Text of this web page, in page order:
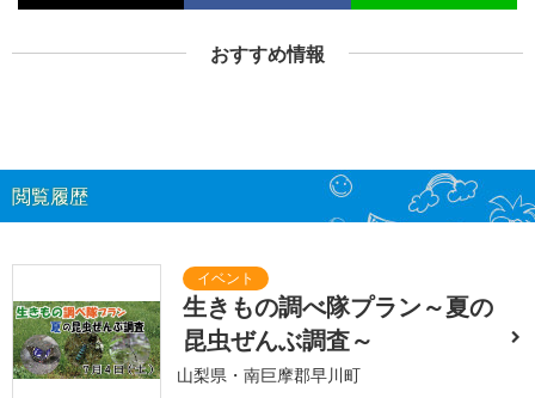
おすすめ情報
閲覧履歴
生きもの調べ隊プラン～夏の
昆虫ぜんぶ調査～
山梨県・南巨摩郡早川町